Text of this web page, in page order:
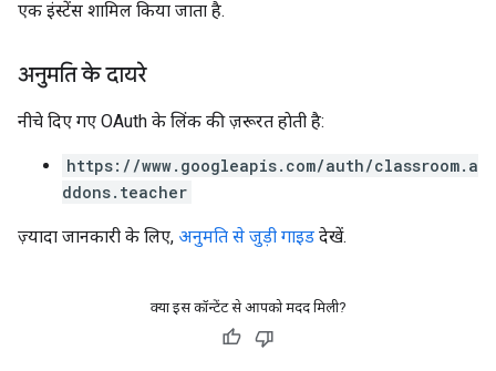
एक इंस्टेंस शामिल किया जाता है.
अनुमति के दायरे
नीचे दिए गए OAuth के लिंक की ज़रूरत हाेती है:
https://www.googleapis.com/auth/classroom.a
ddons.teacher
ज़्यादा जानकारी के लिए, अनुमति से जुड़ी गाइड देखें.
क्या इस कॉन्टेंट से आपको मदद मिली?